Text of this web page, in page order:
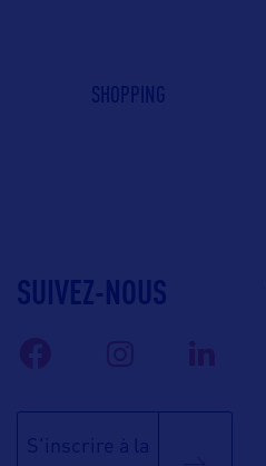
SHOPPING
SUIVEZ-NOUS
S'inscrire à la